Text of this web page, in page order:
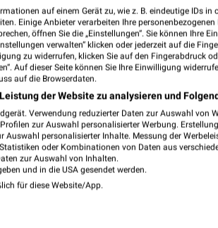
|
auf einem Gerät zu, wie z. B. eindeutige IDs in
Einige Anbieter verarbeiten Ihre
öffnen Sie die „Einstellungen“. Sie können Ihre
verwalten“ klicken oder jederzeit auf die
zu widerrufen, klicken Sie auf den Fingerabdruck
Auf dieser Seite können Sie Ihre Einwilligung
auf die Browserdaten.
der Website zu analysieren und
Verwendung reduzierter Daten zur Auswahl von
zur Auswahl personalisierter Werbung.
personalisierter Inhalte. Messung der
oder Kombinationen von Daten aus
zur Auswahl von Inhalten.
und in die USA gesendet werden.
für diese Website/App.